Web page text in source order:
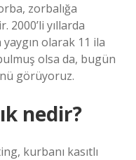
zorbalığa
2000’li yıllarda
olarak 11 ila
olsa da, bugün
görüyoruz.
nedir?
kurbanı kasıtlı